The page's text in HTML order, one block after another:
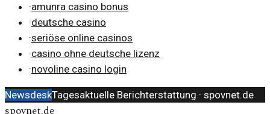
·amunra casino bonus
·deutsche casino
·seriöse online casinos
·casino ohne deutsche lizenz
·novoline casino login
NewsdeskTagesaktuelle Berichterstattung · spovnet.de